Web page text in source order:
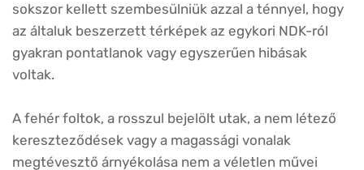
sokszor kellett szembesülniük azzal a ténnyel, hogy
az általuk beszerzett térképek az egykori NDK-ról
gyakran pontatlanok vagy egyszerűen hibásak
voltak.
A fehér foltok, a rosszul bejelölt utak, a nem létező
kereszteződések vagy a magassági vonalak
megtévesztő árnyékolása nem a véletlen művei